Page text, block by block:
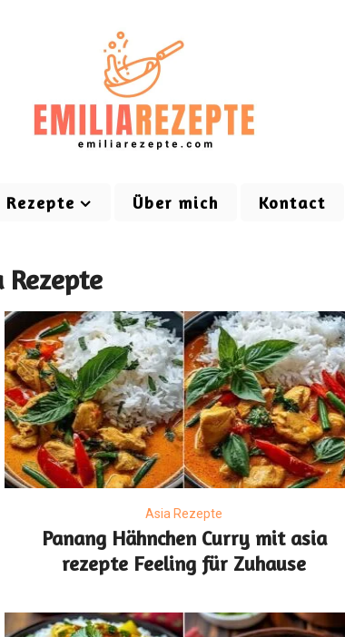
Rezepte Über mich Kontact
Rezepte
Asia Rezepte
Panang Hähnchen Curry mit asia
rezepte Feeling für Zuhause